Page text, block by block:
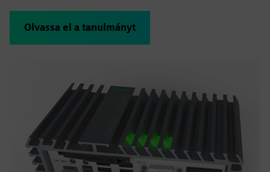
Olvassa el a tanulmányt